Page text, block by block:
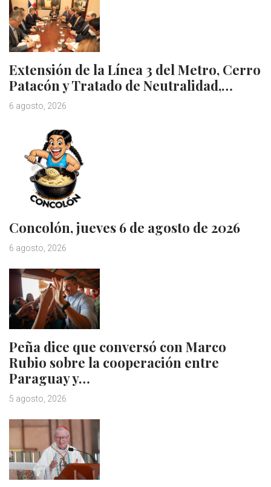
Extensión de la Línea 3 del Metro, Cerro
Patacón y Tratado de Neutralidad,…
6 agosto, 2026
Concolón, jueves 6 de agosto de 2026
6 agosto, 2026
Peña dice que conversó con Marco
Rubio sobre la cooperación entre
Paraguay y…
5 agosto, 2026